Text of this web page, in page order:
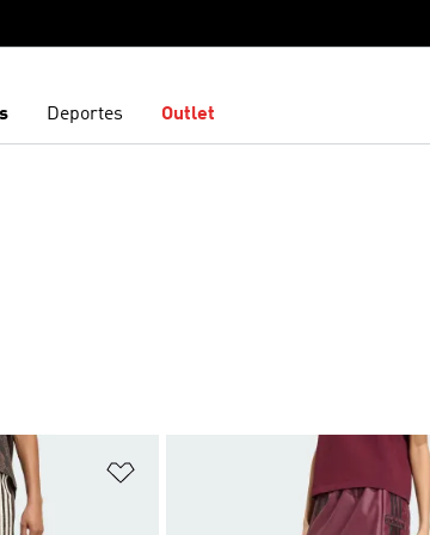
Deportes Outlet
Añadir a la lista de deseos